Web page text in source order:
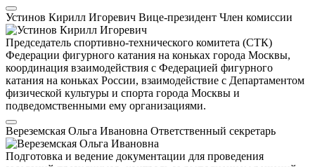
Устинов Кирилл Игоревич Вице-президент Член комиссии
Председатель спортивно-технического комитета (СТК)
Федерации фигурного катания на коньках города Москвы,
координация взаимодействия с Федерацией фигурного
катания на коньках России, взаимодействие с Департаментом
физической культуры и спорта города Москвы и
подведомственными ему организациями.
Вереземская Ольга Ивановна Ответственный секретарь
Подготовка и ведение документации для проведения